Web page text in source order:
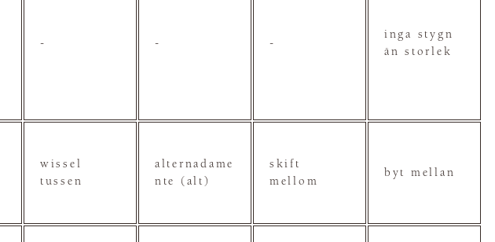
- - -
inga stygn
än storlek
wissel
tussen
alternadame
nte (alt)
skift
mellom
byt mellan